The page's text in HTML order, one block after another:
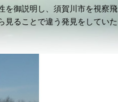
を御説明し、須賀川市を視察飛
見ることで違う発見をしていた